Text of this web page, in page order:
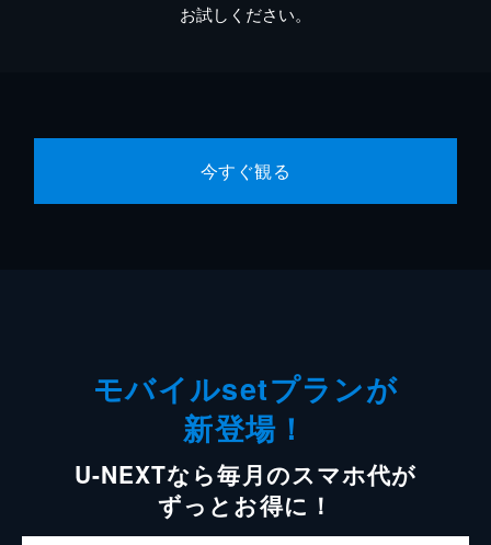
お試しください。
今すぐ観る
モバイルsetプランが
新登場！
U-NEXTなら毎月のスマホ代が
ずっとお得に！